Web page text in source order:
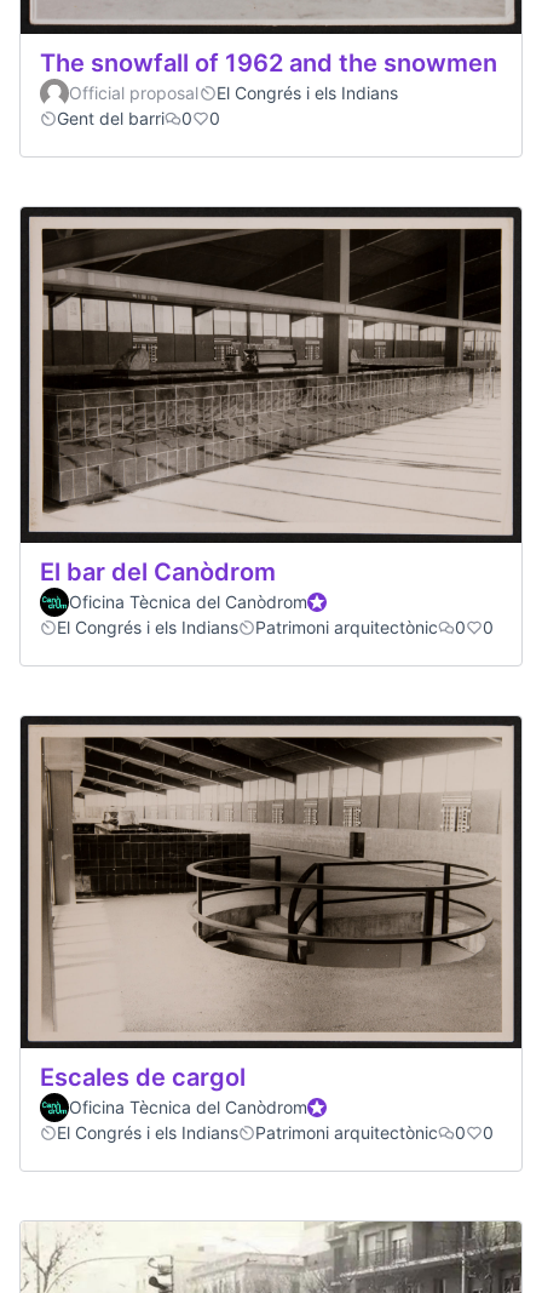
The snowfall of 1962 and the snowmen
Official proposal
El Congrés i els Indians
Gent del barri
0 0
El bar del Canòdrom
Oficina Tècnica del CanòdromOfficial participant
El Congrés i els Indians
Patrimoni arquitectònic 0 0
Escales de cargol
Oficina Tècnica del CanòdromOfficial participant
El Congrés i els Indians
Patrimoni arquitectònic 0 0